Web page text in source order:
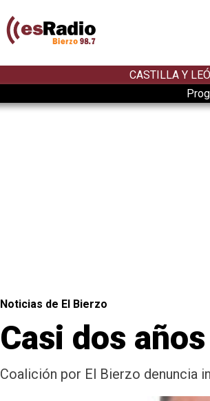
CASTILLA Y
Noticias de El Bierzo
Casi dos
Coalición por El Bierzo denuncia